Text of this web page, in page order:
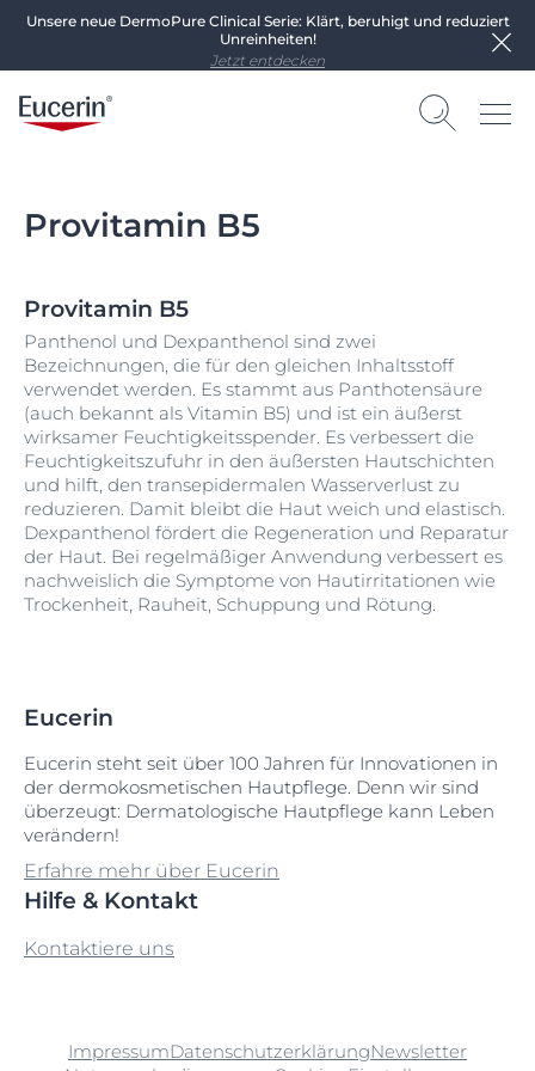
Unsere neue DermoPure Clinical Serie: Klärt, beruhigt und reduziert
Unreinheiten!
Jetzt entdecken
Provitamin B5
Provitamin B5
Panthenol und Dexpanthenol sind zwei
Bezeichnungen, die für den gleichen Inhaltsstoff
verwendet werden. Es stammt aus Panthotensäure
(auch bekannt als Vitamin B5) und ist ein äußerst
wirksamer Feuchtigkeitsspender. Es verbessert die
Feuchtigkeitszufuhr in den äußersten Hautschichten
und hilft, den transepidermalen Wasserverlust zu
reduzieren. Damit bleibt die Haut weich und elastisch.
Dexpanthenol fördert die Regeneration und Reparatur
der Haut. Bei regelmäßiger Anwendung verbessert es
nachweislich die Symptome von Hautirritationen wie
Trockenheit, Rauheit, Schuppung und Rötung.
Eucerin
Eucerin steht seit über 100 Jahren für Innovationen in
der dermokosmetischen Hautpflege. Denn wir sind
überzeugt: Dermatologische Hautpflege kann Leben
verändern!
Erfahre mehr über Eucerin
Hilfe & Kontakt
Kontaktiere uns
ImpressumDatenschutzerklärungNewsletter